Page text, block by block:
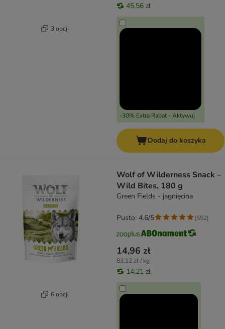
3 opcji
45,56 zł
-30% Extra Rabat - Aktywuj
Dodaj do koszyka
6 opcji
Wolf of Wilderness Snack –
Wild Bites, 180 g
Green Fields - jagnięcina
14,96 zł
83,12 zł / kg
14,21 zł
Pusto: 4.6/5 (552)